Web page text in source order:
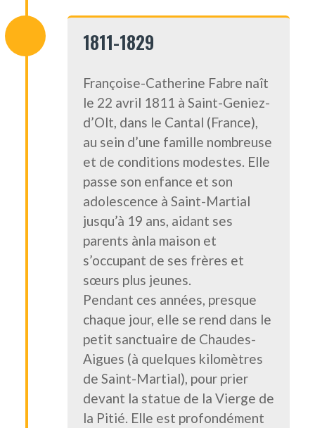
1811-1829
Françoise-Catherine Fabre naît
le 22 avril 1811 à Saint-Geniez-
d’Olt, dans le Cantal (France),
au sein d’une famille nombreuse
et de conditions modestes. Elle
passe son enfance et son
adolescence à Saint-Martial
jusqu’à 19 ans, aidant ses
parents ànla maison et
s’occupant de ses frères et
sœurs plus jeunes.
Pendant ces années, presque
chaque jour, elle se rend dans le
petit sanctuaire de Chaudes-
Aigues (à quelques kilomètres
de Saint-Martial), pour prier
devant la statue de la Vierge de
la Pitié. Elle est profondément